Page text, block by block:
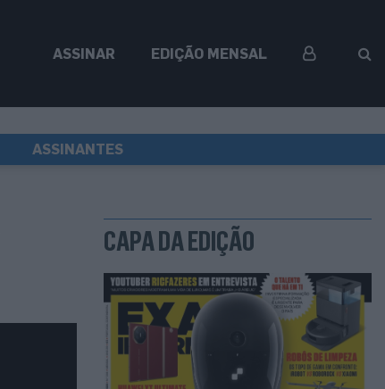
ASSINAR EDIÇÃO MENSAL
ASSINANTES
CAPA DA EDIÇÃO